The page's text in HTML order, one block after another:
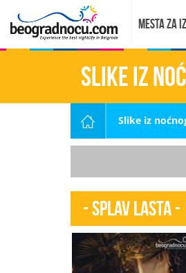
MESTA ZA
Slike iz
Slike iz
- Splav Lasta -